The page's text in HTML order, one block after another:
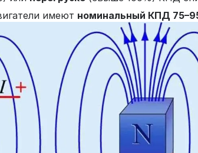
имеют номинальный КПД